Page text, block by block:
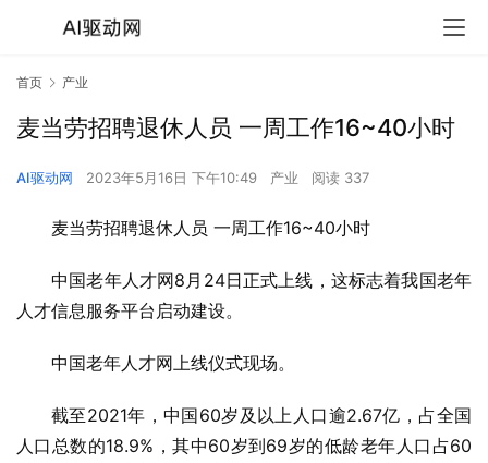
首页 产业
麦当劳招聘退休人员 一周工作16~40小时
AI驱动网 2023年5月16日 下午10:49 产业 阅读 337
麦当劳招聘退休人员 一周工作16~40小时
中国老年人才网8月24日正式上线，这标志着我国老年
人才信息服务平台启动建设。
中国老年人才网上线仪式现场。
截至2021年，中国60岁及以上人口逾2.67亿，占全国
人口总数的18.9%，其中60岁到69岁的低龄老年人口占60